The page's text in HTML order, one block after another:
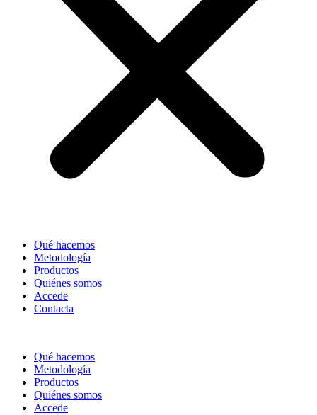
Qué hacemos
Metodología
Productos
Quiénes somos
Accede
Contacta
Qué hacemos
Metodología
Productos
Quiénes somos
Accede